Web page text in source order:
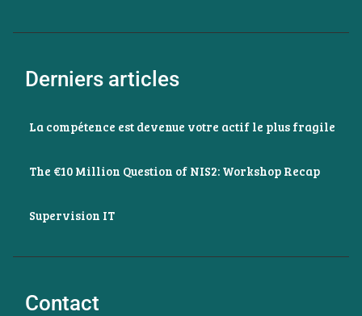
Derniers articles
La compétence est devenue votre actif le plus fragile
The €10 Million Question of NIS2: Workshop Recap
Supervision IT
Contact